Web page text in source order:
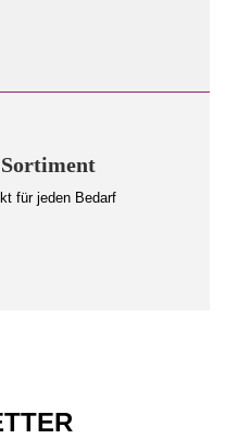
für jeden Bedarf